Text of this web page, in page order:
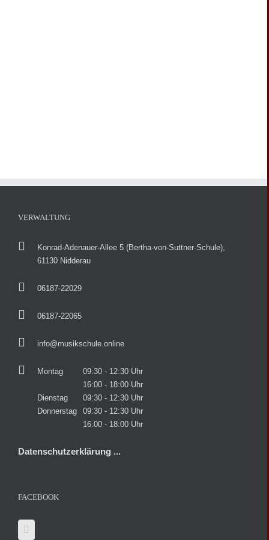
VERWALTUNG
Konrad-Adenauer-Allee 5 (Bertha-von-Suttner-Schule),
61130 Nidderau
06187-22029
06187-22065
info@musikschule.online
Montag
09:30 - 12:30 Uhr
16:00 - 18:00 Uhr
Dienstag
09:30 - 12:30 Uhr
Donnerstag
09:30 - 12:30 Uhr
16:00 - 18:00 Uhr
Datenschutzerklärung ...
FACEBOOK